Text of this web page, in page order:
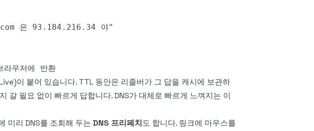
이 붙어 있습니다. TTL 동안은 리졸버가 그 답을 캐시에 보관하
갈 필요 없이 빠르게 답합니다. DNS가 대체로 빠르게 느껴지는 이
미리 DNS를 조회해 두는 DNS 프리페치도 합니다. 링크에 마우스를